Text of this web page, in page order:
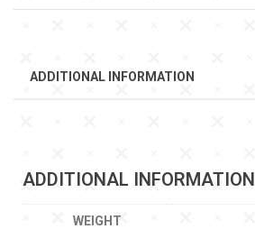
ADDITIONAL INFORMATION
ADDITIONAL INFORMATION
WEIGHT